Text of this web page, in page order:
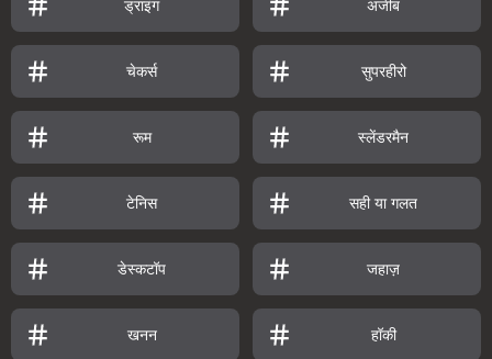
ड्राइंग अजीब
चेकर्स सुपरहीरो
रूम स्लेंडरमैन
टेनिस सही या गलत
डेस्कटॉप जहाज़
खनन हॉकी